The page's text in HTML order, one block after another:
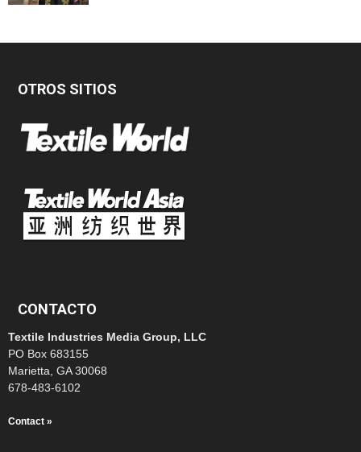
OTROS SITIOS
CONTACTO
Textile Industries Media Group, LLC
PO Box 683155
Marietta, GA 30068
678-483-6102
Contact »